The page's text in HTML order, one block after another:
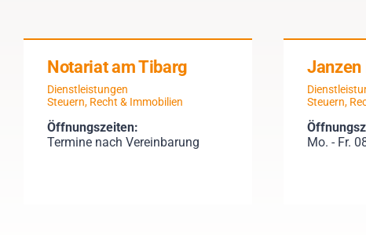
Notariat am Tibarg
Dienstleistungen
Steuern, Recht & Immobilien
Öffnungszeiten:
Termine nach Vereinbarung
Janzen
Steuern,
Mo. - Fr.